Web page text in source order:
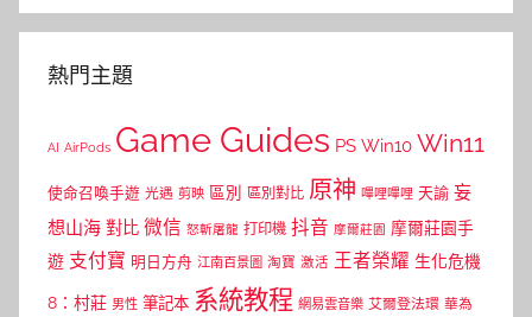
熱門主題
AI AirPods Game Guides PS Win10 Win11
使命召喚手遊 光遇 剪映 區別 區別對比 原神 嗶哩嗶哩 天諭 妄
想山海 對比 微信 怒斬屠龍 打印機 抖音 摩爾莊園 摩爾莊園手
遊 支付寶 明日方舟 江南百景圖 淘寶 激活 王者榮耀 生化危機
8：村莊 男性 筆記本 系統教程 網易雲音樂 艾爾登法環 華為